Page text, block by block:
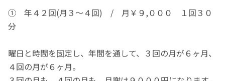
① 年４２回(月３～４回) / 月￥９,０００ １回３０
分
曜日と時間を固定し、年間を通して、３回の月が６ヶ月、
４回の月が６ヶ月。